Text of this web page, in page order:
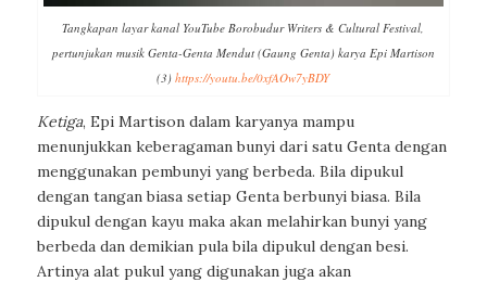
Tangkapan layar kanal YouTube Borobudur Writers & Cultural Festival,
pertunjukan musik Genta-Genta Mendut (Gaung Genta) karya Epi Martison
(3)https://youtu.be/0xfAOw7yBDY
Ketiga, Epi Martison dalam karyanya mampu
menunjukkan keberagaman bunyi dari satu Genta dengan
menggunakan pembunyi yang berbeda. Bila dipukul
dengan tangan biasa setiap Genta berbunyi biasa. Bila
dipukul dengan kayu maka akan melahirkan bunyi yang
berbeda dan demikian pula bila dipukul dengan besi.
Artinya alat pukul yang digunakan juga akan